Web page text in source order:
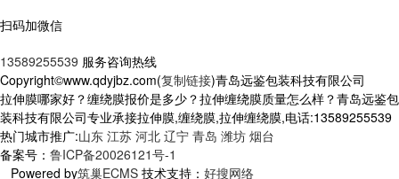
扫码加微信
13589255539 服务咨询热线
Copyright©www.qdyjbz.com(复制链接)青岛远鉴包装科技有限公司
拉伸膜哪家好？缠绕膜报价是多少？拉伸缠绕膜质量怎么样？青岛远鉴包
装科技有限公司专业承接拉伸膜,缠绕膜,拉伸缠绕膜,电话:13589255539
热门城市推广:山东 江苏 河北 辽宁 青岛 潍坊 烟台
备案号： 鲁ICP备20026121号-1
Powered by筑巢ECMS 技术支持： 好搜网络